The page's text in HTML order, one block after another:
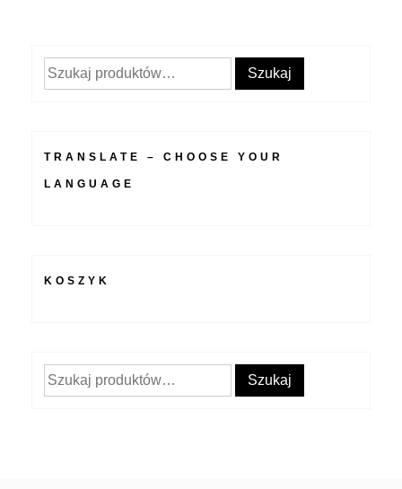
Szukaj: Szukaj
TRANSLATE – CHOOSE YOUR
LANGUAGE
KOSZYK
Szukaj: Szukaj